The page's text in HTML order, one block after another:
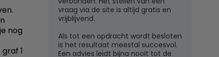
nog
1
vraag via de site is altijd gratis en
vrijblijvend.
Als tot een opdracht wordt besloten
is het resultaat meestal succesvol.
Een advies leidt bijna nooit tot de